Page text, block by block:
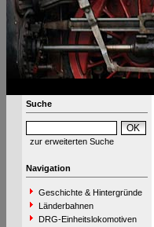
Suche
zur erweiterten Suche
Navigation
Geschichte & Hintergründe
Länderbahnen
DRG-Einheitslokomotiven